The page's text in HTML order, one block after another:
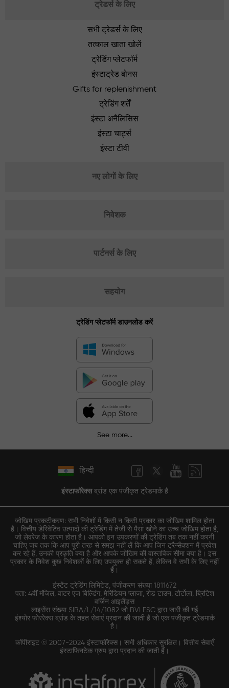
ट्रेडर्स के लिए
सभी ट्रेडर्स के लिए
तत्काल खाता खोलें
ट्रेडिंग प्लेटफॉर्म
इंस्टाट्रेड बोनस
Gifts for replenishment
ट्रेडिंग शर्तें
इंस्टा अनैलिसिस
इंस्टा चार्ट्स
इंस्टा टीवी
नए लोगों के लिए
निवेशक
पार्टनर्स के लिए
सहयोग
ट्रेडिंग प्लेटफॉर्म डाउनलोड करें
See more...
हिन्दी
इंस्टाफॉरेक्सब्रांड एक पंजीकृत ट्रेडमार्क है
जोखिम प्रकटीकरण: सभी निवेशों में किसी न किसी प्रकार का जोखिम शामिल होता
है। वित्तीय डेरिवेटिव उत्पादों की ट्रेडिंग में तेजी से पैसा खोने का उच्च जोखिम होता है,
जो लेवरेज के कारण होता है। आपको इन उपकरणों की ट्रेडिंग तब तक नहीं करनी
चाहिए जब तक कि आप पूरी तरह से समझ नहीं लें कि आप जिन ट्रैन्सैक्शन में प्रवेश
कर रहे हैं, उनकी प्रकृति क्या है और आपके जोखिम की वास्तविक सीमा क्या है। इस
प्रकार के निवेश कुछ निवेशकों के लिए उपयुक्त हो सकते हैं, लेकिन वे सभी के लिए नहीं
हैं।
इंस्टेंट ट्रेडिंग लिमिटेड, पंजीकरण संख्या 1811672
पता: 4वीं मंजिल, वाटर एज बिल्डिंग, मेरिडियन प्लाजा, रोड टाउन, टोर्टोला, ब्रिटिश
वर्जिन आइलैंड्स
लाइसेंस संख्या SIBA/L/14/1082 जो BVI FSC द्वारा जारी की गई
इंश्योर फोररेक्स ब्रांड के तहत सेवाएं प्रदान की जाती हैं जो एक पंजीकृत ट्रेडमार्क
है।
कॉपीराइट © 2007-2024 इंस्टाफॉरेक्स। सभी अधिकार सुरक्षित। वित्तीय सेवाएँ
इंस्टाफिनटेक ग्रुप द्वारा प्रदान की जाती हैं।